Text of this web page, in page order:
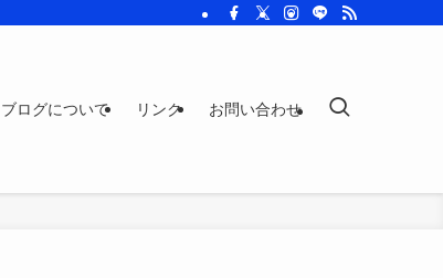
ブログについて リンク お問い合わせ